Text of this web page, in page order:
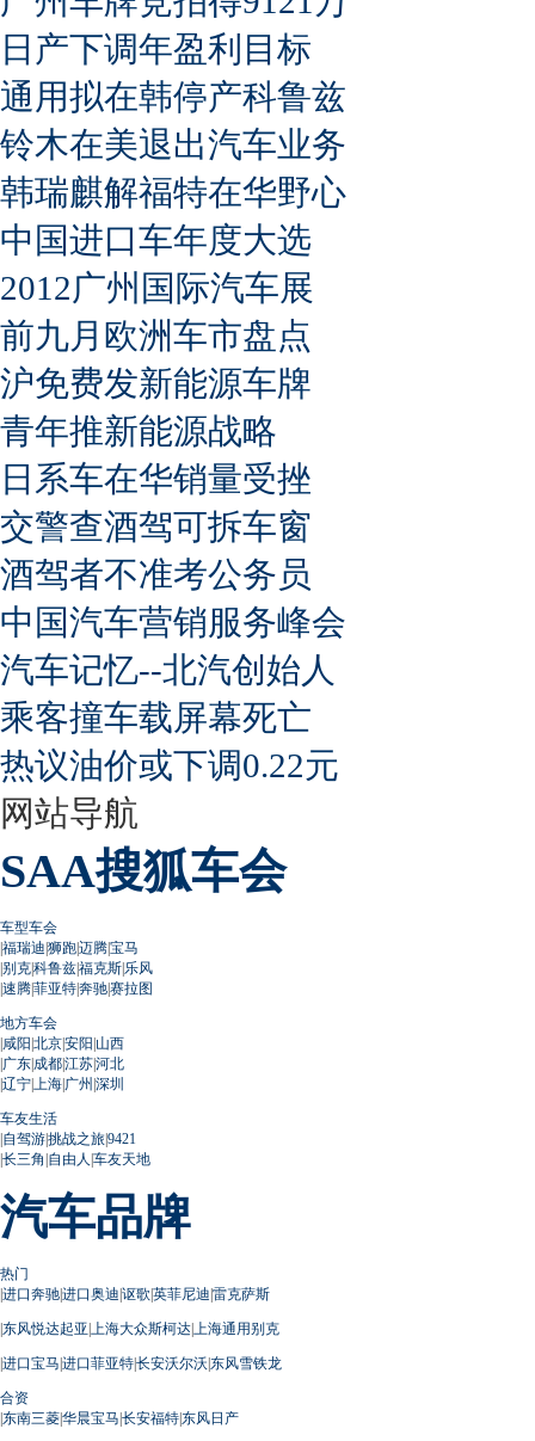
日产下调年盈利目标
通用拟在韩停产科鲁兹
铃木在美退出汽车业务
韩瑞麒解福特在华野心
中国进口车年度大选
2012广州国际汽车展
前九月欧洲车市盘点
沪免费发新能源车牌
青年推新能源战略
日系车在华销量受挫
交警查酒驾可拆车窗
酒驾者不准考公务员
中国汽车营销服务峰会
汽车记忆--北汽创始人
乘客撞车载屏幕死亡
热议油价或下调0.22元
网站导航
SAA搜狐车会
车型车会
|福瑞迪|狮跑|迈腾|宝马
|别克|科鲁兹|福克斯|乐风
|速腾|菲亚特|奔驰|赛拉图
地方车会
|咸阳|北京|安阳|山西
|广东|成都|江苏|河北
|辽宁| 上海|广州 |深圳
车友生活
|自驾游|挑战之旅|9421
|长三角 |自由人 |车友天地
汽车品牌
热门
|进口奔驰|进口奥迪|讴歌|英菲尼迪|雷克萨斯
|东风悦达起亚| 上海大众斯柯达| 上海通用别克
|进口宝马|进口菲亚特|长安沃尔沃|东风雪铁龙
合资
|东南三菱|华晨宝马|长安福特|东风日产